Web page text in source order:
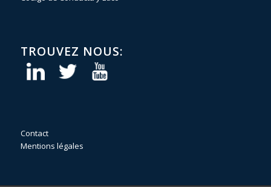
TROUVEZ NOUS:
Contact
Mentions légales